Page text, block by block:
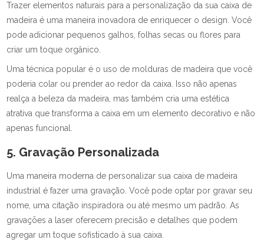
Trazer elementos naturais para a personalização da sua caixa de
madeira é uma maneira inovadora de enriquecer o design. Você
pode adicionar pequenos galhos, folhas secas ou flores para
criar um toque orgânico.
Uma técnica popular é o uso de molduras de madeira que você
poderia colar ou prender ao redor da caixa. Isso não apenas
realça a beleza da madeira, mas também cria uma estética
atrativa que transforma a caixa em um elemento decorativo e não
apenas funcional.
5. Gravação Personalizada
Uma maneira moderna de personalizar sua caixa de madeira
industrial é fazer uma gravação. Você pode optar por gravar seu
nome, uma citação inspiradora ou até mesmo um padrão. As
gravações a laser oferecem precisão e detalhes que podem
agregar um toque sofisticado à sua caixa.